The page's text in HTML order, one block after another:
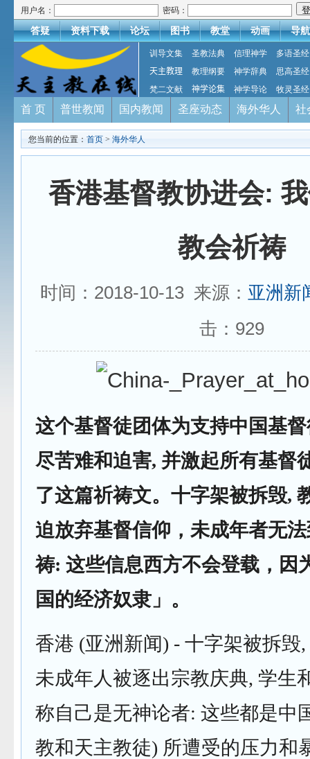
用户名： 密码：
答疑 资料下载 论坛 图书 教堂 动画 导航
训导文集 圣教法典 信理神学
多语圣经
天主教理
教理纲要 神学辞典
思高圣经
梵二文献
神学论集 神学导论 牧灵圣经
首 页 普世教闻 国内教闻 圣座动态 海外华人 社
您当前的位置： 首页 > 海外华人
香港基督教协进会:
教会祈祷
时间：2018-10-13 来源： 亚洲新
击： 929
这个基督徒团体为支持中国基
尽苦难和迫害, 并激起所有基督
了这篇祈祷文。十字架被拆毁,
迫放弃基督信仰，未成年者无
祷: 这些信息西方不会登载，因
国的经济奴隶」。
香港 (亚洲新闻) - 十字架被拆毁
未成年人被逐出宗教庆典, 学生
称自己是无神论者: 这些都是中
教和天主教徒) 所遭受的压力和